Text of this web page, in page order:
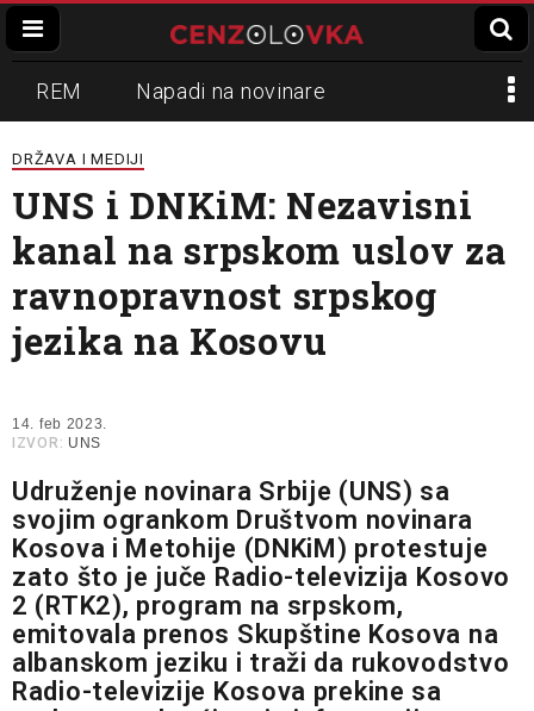
REM Napadi na novinare
Zvučni top
Propaganda Lokalni mediji
Informer Slavko Ćuruvija
DRŽAVA I MEDIJI
UNS i DNKiM: Nezavisni
kanal na srpskom uslov za
ravnopravnost srpskog
jezika na Kosovu
14. feb 2023.
IZVOR: UNS
Udruženje novinara Srbije (UNS) sa
svojim ogrankom Društvom novinara
Kosova i Metohije (DNKiM) protestuje
zato što je juče Radio-televizija Kosovo
2 (RTK2), program na srpskom,
emitovala prenos Skupštine Kosova na
albanskom jeziku i traži da rukovodstvo
Radio-televizije Kosova prekine sa